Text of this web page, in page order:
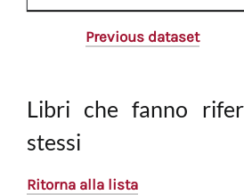
Previous dataset
Libri che fanno
stessi
Ritorna alla lista